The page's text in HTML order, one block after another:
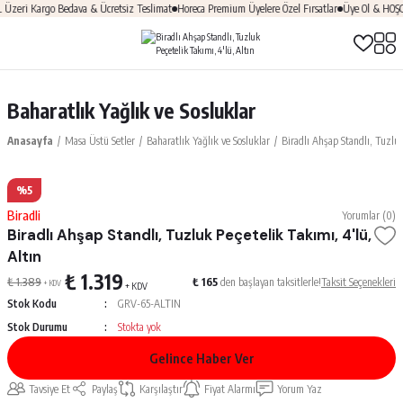
Kargo Bedava & Ücretsiz Teslimat Horeca Premium Üyelere Özel Fırsatlar Üye Ol &
Baharatlık Yağlık ve Sosluklar
Anasayfa Masa Üstü Setler Baharatlık Yağlık ve Sosluklar Biradlı Ahşap Standlı,
%5
Biradli Yorumlar (0)
Biradlı Ahşap Standlı, Tuzluk Peçetelik Takımı, 4'lü,
Altın
₺ 1.389 + KDV ₺ 1.319 + KDV ₺ 165 den başlayan taksitlerle!Taksit Seçenekleri
Stok Kodu
GRV-65-ALTIN
Stok Durumu
Stokta yok
Gelince Haber Ver
Tavsiye Et Paylaş Karşılaştır Fiyat Alarmı Yorum Yaz